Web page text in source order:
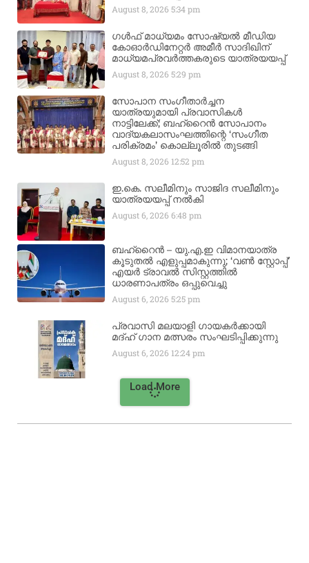
August 8, 20265:34 pm
ഗൾഫ് മാധ്യമം സോഷ്യൽ മീഡിയ
കോഓർഡിനേറ്റർ അമീർ സാദിഖിന്
മാധ്യമപ്രവർത്തകരുടെ യാത്രയയപ്പ്
August 8, 20265:29 pm
സോപാന സംഗീതാർച്ചന
യാത്രയുമായി പ്രവാസികൾ
നാട്ടിലേക്ക്; ബഹ്‌റൈൻ സോപാനം
വാദ്യകലാസംഘത്തിന്റെ ‘സംഗീത
പരിക്രമം’ കൊല്ലൂരിൽ തുടങ്ങി
August 8, 2026 12:52 pm
ഇ.കെ. സലീമിനും സാജിദ സലീമിനും
യാത്രയയപ്പ് നൽകി
August 6, 20266:48 pm
ബഹ്‌റൈൻ – യു.എ.ഇ വിമാനയാത്ര
കൂടുതൽ എളുപ്പമാകുന്നു; ‘വൺ സ്റ്റോപ്പ്’
എയർ ട്രാവൽ സിസ്റ്റത്തിൽ
ധാരണാപത്രം ഒപ്പുവെച്ചു
August 6, 20265:25 pm
പ്രവാസി മലയാളി ഗായകർക്കായി
മദ്ഹ് ഗാന മത്സരം സംഘടിപ്പിക്കുന്നു
August 6, 2026 12:24 pm
Load More